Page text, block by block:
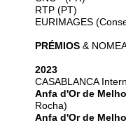
RTP (PT)
EURIMAGES
PRÉMIOS &
2023
CASABLANCA
Anfa d'Or de
Rocha)
Anfa d'Or de